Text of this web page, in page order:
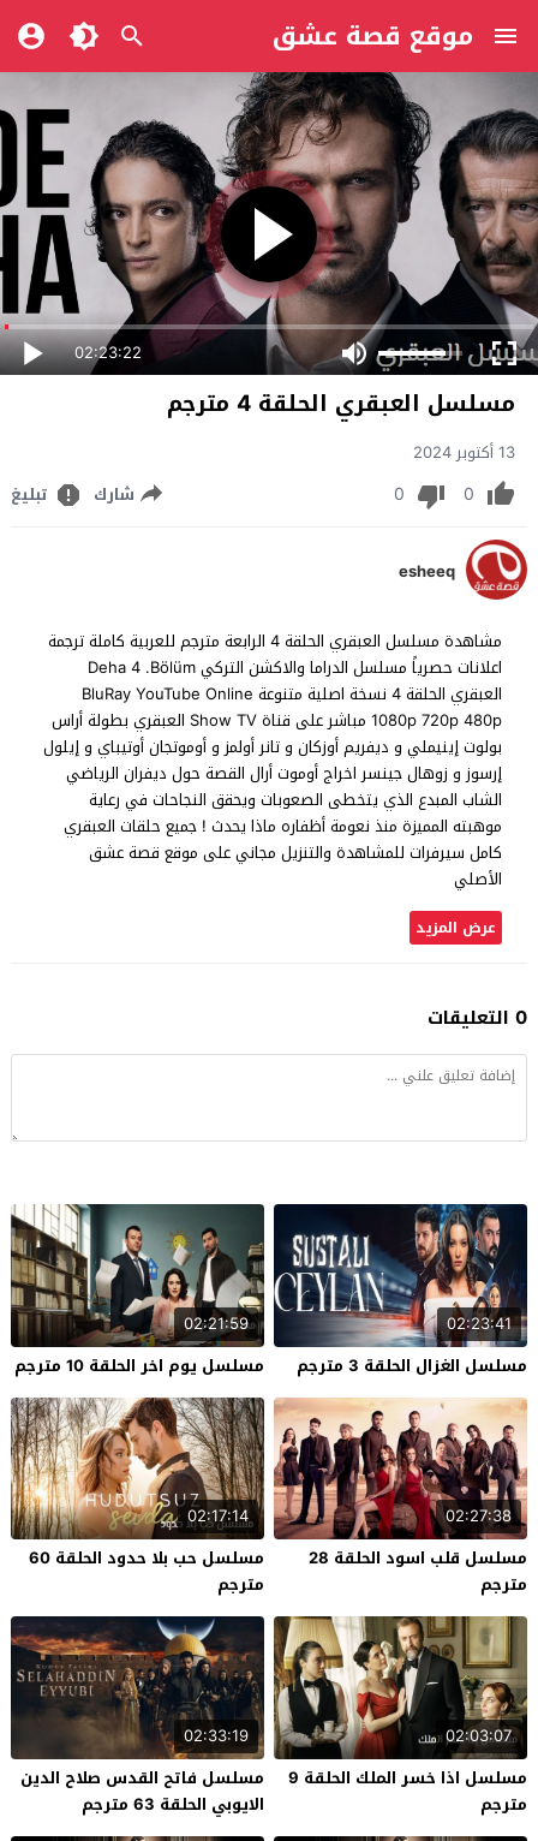
موقع قصة عشق
02:23:22
مسلسل العبقري الحلقة 4 مترجم
13 أكتوبر 2024
0
0 شارك تبليغ
esheeq
مشاهدة مسلسل العبقري الحلقة 4 الرابعة مترجم للعربية كاملة ترجمة
اعلانات حصرياً مسلسل الدراما والاكشن التركي Deha 4 .Bölüm
العبقري الحلقة 4 نسخة اصلية متنوعة BluRay YouTube Online
1080p 720p 480p مباشر على قناة Show TV العبقري بطولة أراس
بولوت إينيملي و ديفريم أوزكان و تانر أولمز و أوموتجان أوتيباي و إيلول
إرسوز و زوهال جينسر اخراج أوموت أرال القصة حول ديفران الرياضي
الشاب المبدع الذي يتخطى الصعوبات ويحقق النجاحات في رعاية
موهبته المميزة منذ نعومة أظفاره ماذا يحدث ! جميع حلقات العبقري
كامل سيرفرات للمشاهدة والتنزيل مجاني على موقع قصة عشق
الأصلي
عرض المزيد
0 التعليقات
02:23:41
مسلسل الغزال الحلقة 3 مترجم
02:21:59
مسلسل يوم اخر الحلقة 10 مترجم
02:27:38
مسلسل قلب اسود الحلقة 28
مترجم
02:17:14
مسلسل حب بلا حدود الحلقة 60
مترجم
02:03:07
مسلسل اذا خسر الملك الحلقة 9
مترجم
02:33:19
مسلسل فاتح القدس صلاح الدين
الايوبي الحلقة 63 مترجم